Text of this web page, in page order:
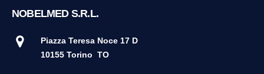
NOBELMED S.R.L.
Piazza Teresa Noce 17 D
10155 Torino TO